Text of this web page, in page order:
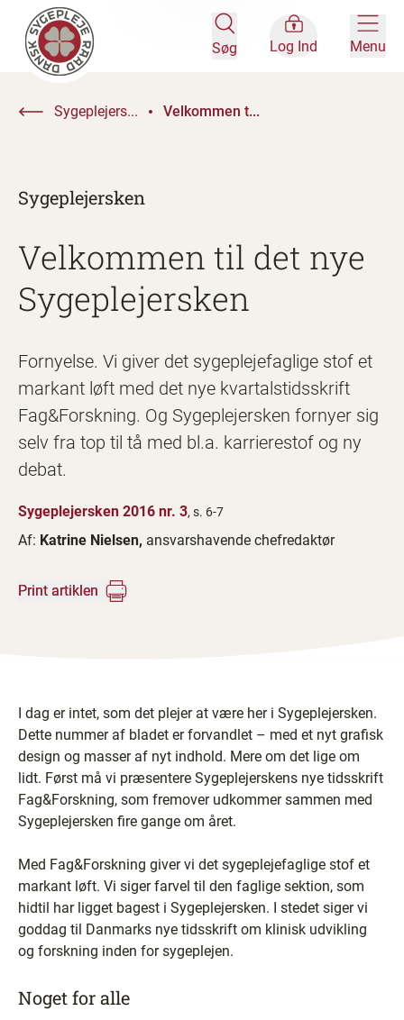
Søg Log Ind Menu
Sygeplejers... Velkommen t...
Sygeplejersken
Velkommen til det nye
Sygeplejersken
Fornyelse. Vi giver det sygeplejefaglige stof et
markant løft med det nye kvartalstidsskrift
Fag&Forskning. Og Sygeplejersken fornyer sig
selv fra top til tå med bl.a. karrierestof og ny
debat.
Sygeplejersken 2016 nr. 3, s. 6-7
Af: Katrine Nielsen, ansvarshavende chefredaktør
Print artiklen
I dag er intet, som det plejer at være her i Sygeplejersken.
Dette nummer af bladet er forvandlet – med et nyt grafisk
design og masser af nyt indhold. Mere om det lige om
lidt. Først må vi præsentere Sygeplejerskens nye tidsskrift
Fag&Forskning, som fremover udkommer sammen med
Sygeplejersken fire gange om året.
Med Fag&Forskning giver vi det sygeplejefaglige stof et
markant løft. Vi siger farvel til den faglige sektion, som
hidtil har ligget bagest i Sygeplejersken. I stedet siger vi
goddag til Danmarks nye tidsskrift om klinisk udvikling
og forskning inden for sygeplejen.
Noget for alle